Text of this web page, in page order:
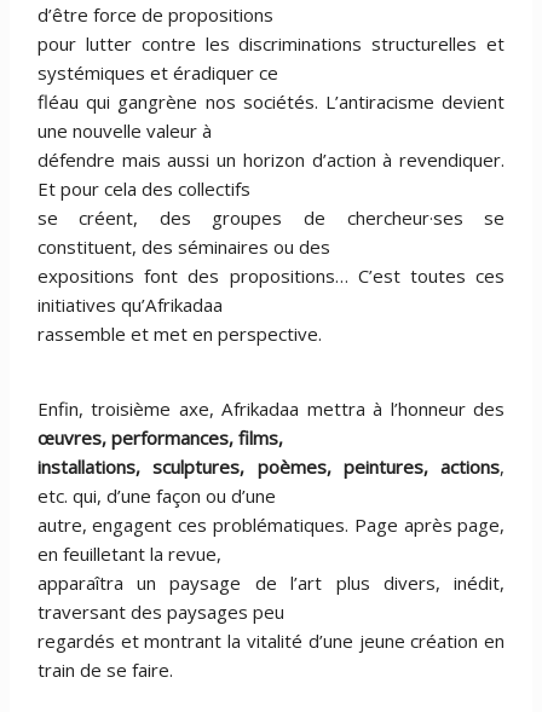
d’être force de propositions
pour lutter contre les discriminations structurelles et
systémiques et éradiquer ce
fléau qui gangrène nos sociétés. L’antiracisme devient
une nouvelle valeur à
défendre mais aussi un horizon d’action à revendiquer.
Et pour cela des collectifs
se créent, des groupes de chercheur·ses se
constituent, des séminaires ou des
expositions font des propositions… C’est toutes ces
initiatives qu’Afrikadaa
rassemble et met en perspective.
Enfin, troisième axe, Afrikadaa mettra à l’honneur des
œuvres, performances, films,
installations, sculptures, poèmes, peintures, actions,
etc. qui, d’une façon ou d’une
autre, engagent ces problématiques. Page après page,
en feuilletant la revue,
apparaîtra un paysage de l’art plus divers, inédit,
traversant des paysages peu
regardés et montrant la vitalité d’une jeune création en
train de se faire.